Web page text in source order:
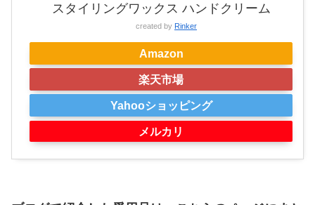
スタイリングワックス ハンドクリーム
created by Rinker
Amazon
楽天市場
Yahooショッピング
メルカリ